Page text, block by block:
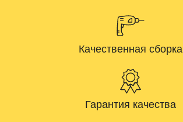
Качественная сборка
Гарантия качества